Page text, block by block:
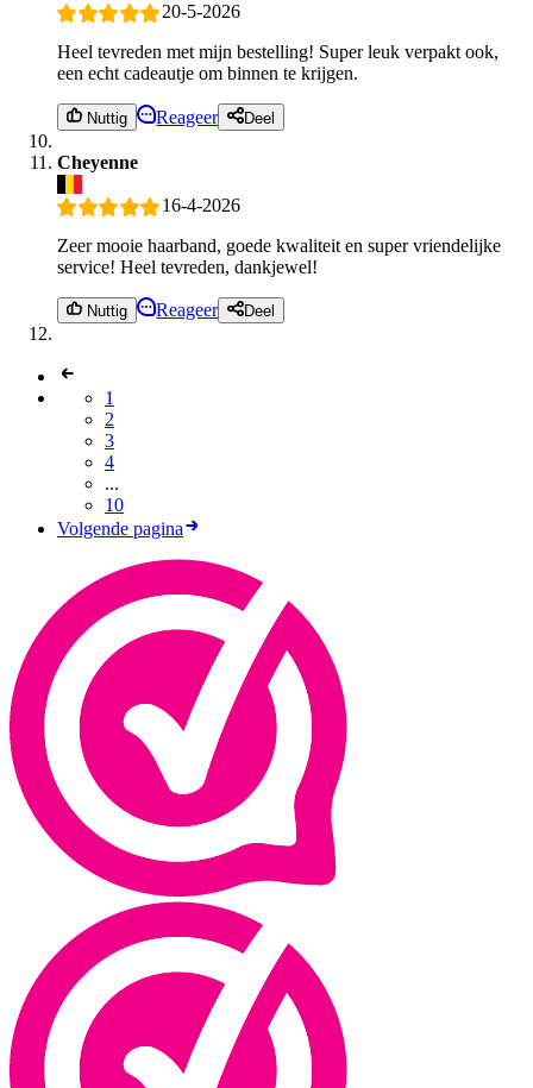
20-5-2026
Heel tevreden met mijn bestelling! Super leuk verpakt ook,
een echt cadeautje om binnen te krijgen.
Nuttig Reageer Deel
Cheyenne
16-4-2026
Zeer mooie haarband, goede kwaliteit en super vriendelijke
service! Heel tevreden, dankjewel!
Nuttig Reageer Deel
1
2
3
4
...
10
Volgende pagina